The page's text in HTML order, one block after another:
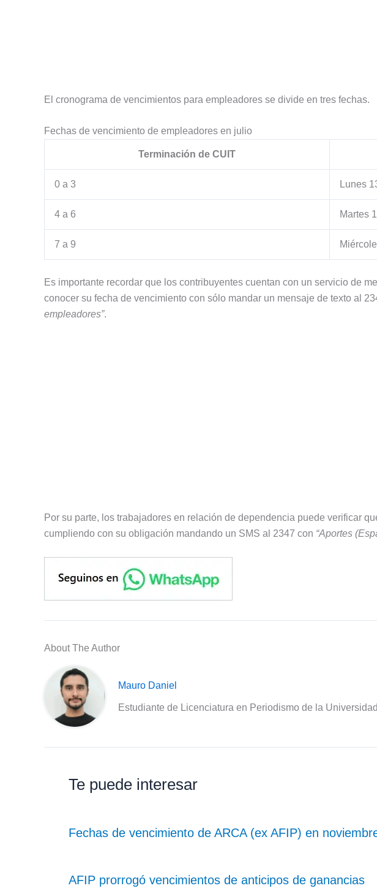
El cronograma de vencimientos para empleadores se divide en tres fechas.
Fechas de vencimiento de empleadores en julio
Terminación de CUIT
0 a 3 Lunes
4 a 6 Martes
7 a 9
Es importante recordar que los contribuyentes cuentan con un servicio de
conocer su fecha de vencimiento con sólo mandar un mensaje de texto al
empleadores”.
Por su parte, los trabajadores en relación de dependencia puede verificar
cumpliendo con su obligación mandando un SMS al 2347 con “Aportes
About The Author
Mauro Daniel
Estudiante de Licenciatura en Periodismo de la
Te puede interesar
Fechas de vencimiento de ARCA (ex AFIP) en
AFIP prorrogó vencimientos de anticipos de ganancias